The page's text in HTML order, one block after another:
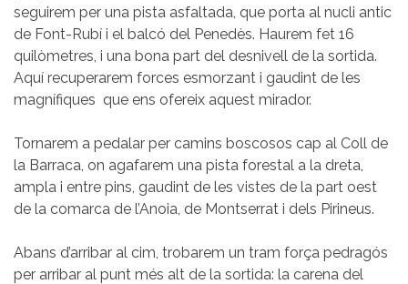
seguirem per una pista asfaltada, que porta al nucli antic
de Font-Rubí i el balcó del Penedès. Haurem fet 16
quilòmetres, i una bona part del desnivell de la sortida.
Aquí recuperarem forces esmorzant i gaudint de les
magnífiques que ens ofereix aquest mirador.
Tornarem a pedalar per camins boscosos cap al Coll de
la Barraca, on agafarem una pista forestal a la dreta,
ampla i entre pins, gaudint de les vistes de la part oest
de la comarca de l’Anoia, de Montserrat i dels Pirineus.
Abans d’arribar al cim, trobarem un tram força pedragós
per arribar al punt més alt de la sortida: la carena del